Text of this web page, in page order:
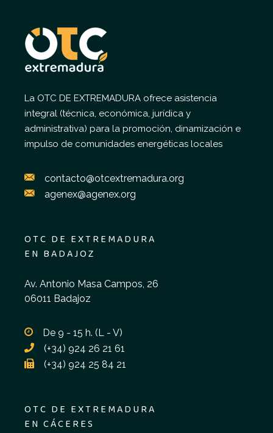
La OTC DE EXTREMADURA ofrece asistencia
integral (técnica, económica, jurídica y
administrativa) para la promoción, dinamización e
impulso de comunidades energéticas locales
contacto@otcextremadura.org
agenex@agenex.org
OTC DE EXTREMADURA
EN BADAJOZ
Av. Antonio Masa Campos, 26
06011 Badajoz
De 9 - 15 h. (L - V)
(+34) 924 26 21 61
(+34) 924 25 84 21
OTC DE EXTREMADURA
EN CÁCERES